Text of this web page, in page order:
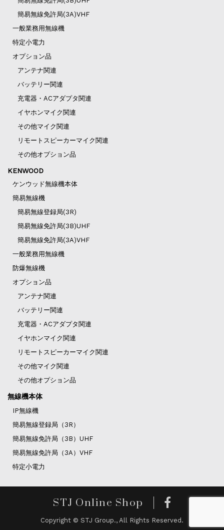
簡易無線免許局(3A)VHF
一般業務用無線機
特定小電力
オプション品
アンテナ関連
バッテリー関連
充電器・ACアダプタ関連
イヤホンマイク関連
その他マイク関連
リモートスピーカーマイク関連
その他オプション品
KENWOOD
ケンウッド無線機本体
簡易無線機
簡易無線登録局(3R)
簡易無線免許局(3B)UHF
簡易無線免許局(3A)VHF
一般業務用無線機
防爆無線機
オプション品
アンテナ関連
バッテリー関連
充電器・ACアダプタ関連
イヤホンマイク関連
リモートスピーカーマイク関連
その他マイク関連
その他オプション品
無線機本体
IP無線機
簡易無線登録局（3R）
簡易無線免許局（3B）UHF
簡易無線免許局（3A）VHF
特定小電力
STJ Online Shop
Copyright © STJ Group., All Rights Reserved.